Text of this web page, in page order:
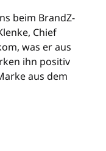
beim BrandZ-
Chief
was er aus
ihn positiv
aus dem